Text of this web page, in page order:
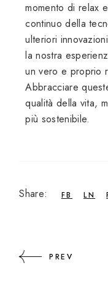
momento di relax
continuo della
ulteriori
la nostra
un vero e proprio
Abbracciare
qualità della vita,
più sostenibile.
Share: FB LN
PREV